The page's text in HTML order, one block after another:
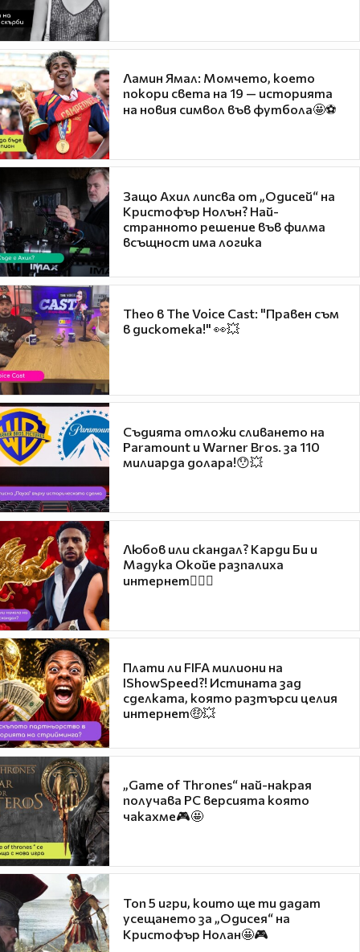
Ламин Ямал: Момчето, което
покори света на 19 — историята
на новия символ във футбола🤩⚽
Защо Ахил липсва от „Одисей“ на
Кристофър Нолън? Най-
странното решение във филма
всъщност има логика
Theo в The Voice Cast: "Правен съм
в дискотека!" 👀💥
Съдията отложи сливането на
Paramount и Warner Bros. за 110
милиарда долара!😯💥
Любов или скандал? Карди Би и
Мадука Окойе разпалиха
интернет❤️‍🔥🔥
Плати ли FIFA милиони на
IShowSpeed?! Истината зад
сделката, която разтърси целия
интернет🤑💥
„Game of Thrones“ най-накрая
получава PC версията която
чакахме🎮🤩
Топ 5 игри, които ще ти дадат
усещането за „Одисея“ на
Кристофър Нолан🤩🎮